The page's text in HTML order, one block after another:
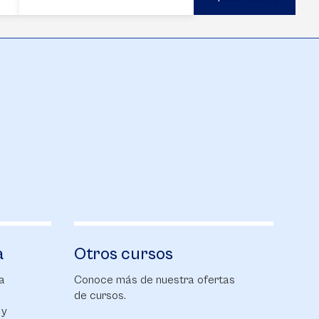
Otros cursos
Conoce más de nuestra ofertas
de cursos.